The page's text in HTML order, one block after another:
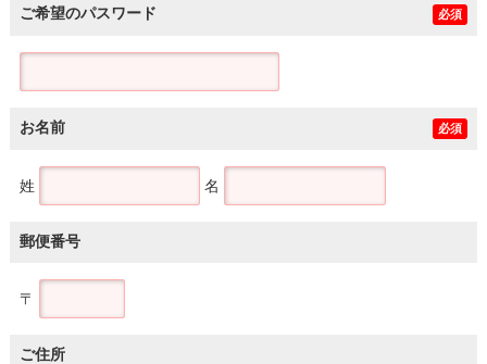
ご希望のパスワード 必須
お名前 必須
姓 名
郵便番号
〒
ご住所